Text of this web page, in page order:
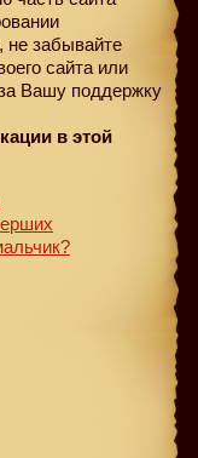
не забывайте
сайта или
Вашу поддержку
в этой